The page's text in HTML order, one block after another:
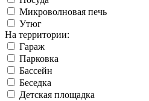
Микроволновая печь
Утюг
На территории:
Гараж
Парковка
Бассейн
Беседка
Детская площадка